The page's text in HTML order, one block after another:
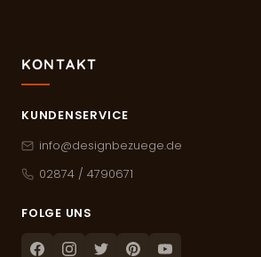
KONTAKT
KUNDENSERVICE
info@designbezuege.de
02874 / 4790671
FOLGE UNS